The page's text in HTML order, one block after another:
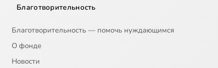
Благотворительность
Благотворительность — помочь нуждающимся
О фонде
Новости